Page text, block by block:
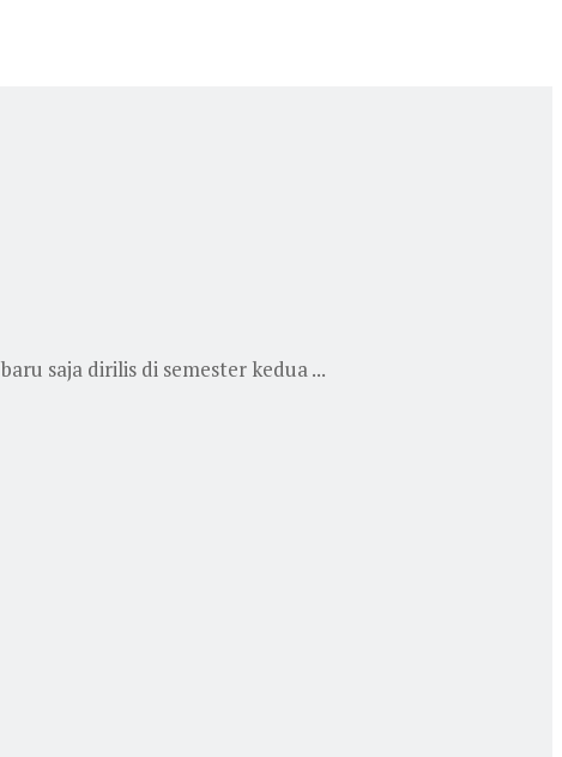
saja dirilis di semester kedua ...